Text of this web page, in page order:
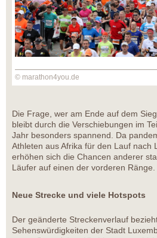
© marathon4you.de
Die Frage, wer am Ende auf dem
bleibt durch die Verschiebungen im
Jahr besonders spannend. Da
Athleten aus Afrika für den Lauf nach
erhöhen sich die Chancen anderer
Läufer auf einen der vorderen Ränge.
Neue Strecke und viele Hotspots
Der geänderte Streckenverlauf
Sehenswürdigkeiten der Stadt